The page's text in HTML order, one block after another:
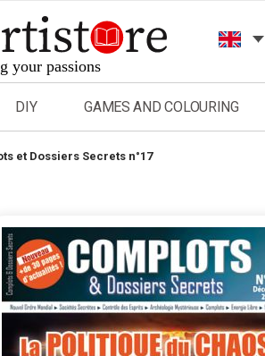
DIY GAMES AND COLOURING
et Dossiers Secrets n°17